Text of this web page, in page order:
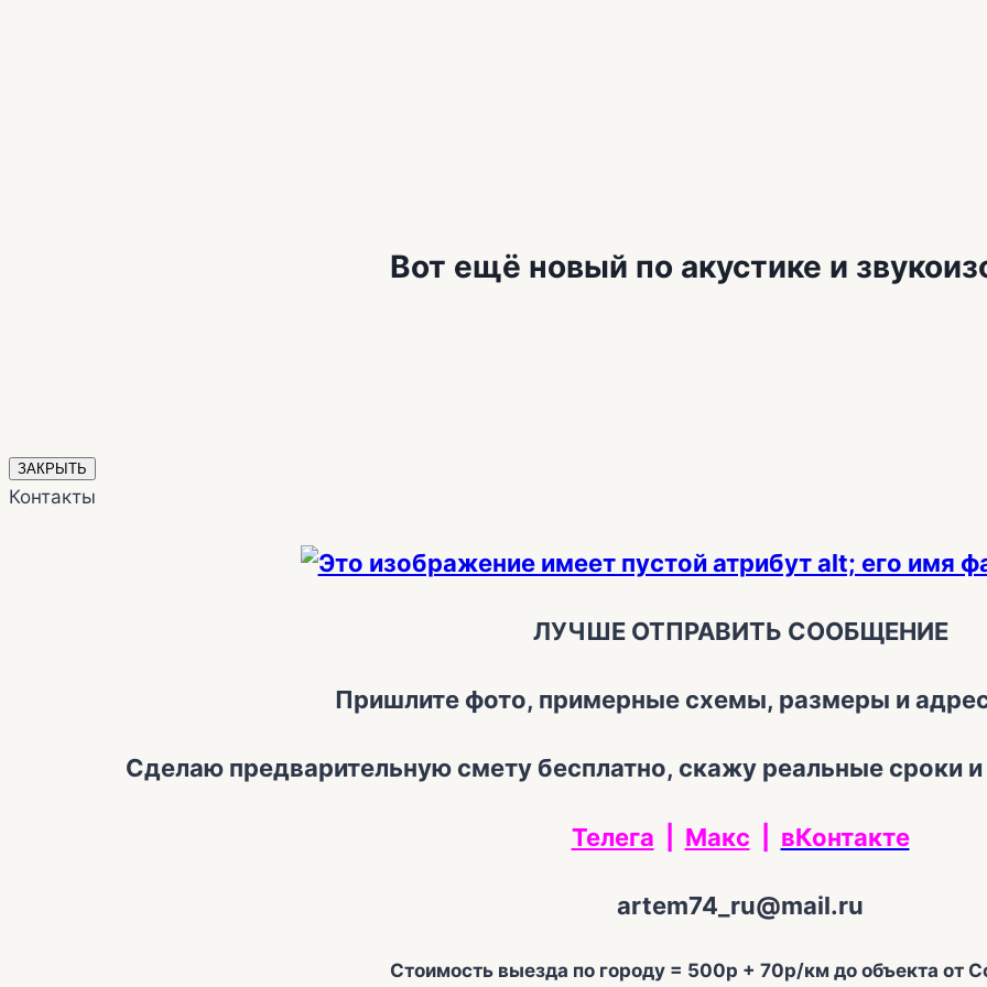
Вот ещё новый по акустике и
ЗАКРЫТЬ
Контакты
ЛУЧШЕ ОТПРАВИТЬ СООБЩЕНИЕ
Пришлите фото, примерные схемы, размеры и
Сделаю предварительную смету бесплатно, скажу реальные сроки
Телега Макс вКонтакте
artem74_ru@mail.ru
Стоимость выезда по городу = 500р + 70р/км до объекта от